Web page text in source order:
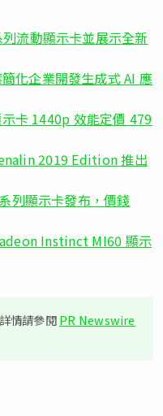
流動顯示卡並展示全新
化企業開發生成式 AI 應
卡 1440p 效能定價 479
2019 Edition 推出
列顯示卡發布，價錢
Instinct MI60 顯示
情請參閱PR Newswire